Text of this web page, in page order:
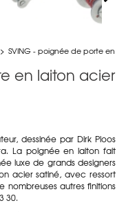
> SVING - poignée de porte en
en laiton acier
dessinée par Dirk Ploos
La poignée en laiton fait
luxe de grands designers
acier satiné, avec ressort
autres finitions
30.